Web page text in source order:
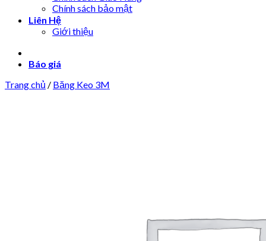
Chính sách bảo mật
Liên Hệ
Giới thiệu
Báo giá
Trang chủ / Băng Keo 3M